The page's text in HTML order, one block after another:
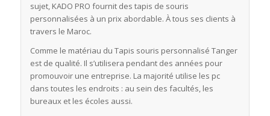
sujet, KADO PRO fournit des tapis de souris
personnalisées à un prix abordable. À tous ses clients à
travers le Maroc.
Comme le matériau du Tapis souris personnalisé Tanger
est de qualité. Il s’utilisera pendant des années pour
promouvoir une entreprise. La majorité utilise les pc
dans toutes les endroits : au sein des facultés, les
bureaux et les écoles aussi.